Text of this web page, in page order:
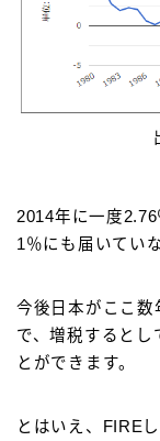
2014年に一度2.76
1％にも届いてい
今後日本がここ数
で、増税するとし
とができます。
とはいえ、FIRE